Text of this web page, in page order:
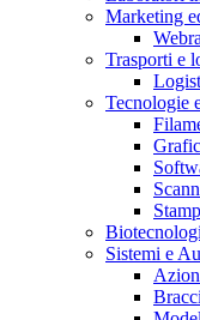
Marketing
Trasporti e
Tecnologie
Sistemi e